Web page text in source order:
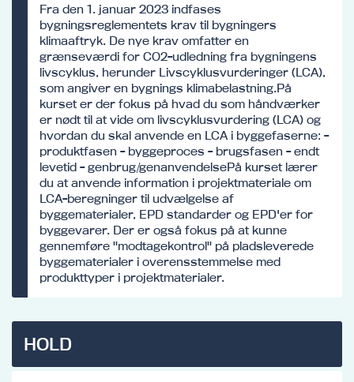
Fra den 1. januar 2023 indfases
bygningsreglementets krav til bygningers
klimaaftryk. De nye krav omfatter en
grænseværdi for CO2-udledning fra bygningens
livscyklus, herunder Livscyklusvurderinger (LCA),
som angiver en bygnings klimabelastning.På
kurset er der fokus på hvad du som håndværker
er nødt til at vide om livscyklusvurdering (LCA) og
hvordan du skal anvende en LCA i byggefaserne: -
produktfasen - byggeproces - brugsfasen - endt
levetid - genbrug/genanvendelsePå kurset lærer
du at anvende information i projektmateriale om
LCA-beregninger til udvælgelse af
byggematerialer, EPD standarder og EPD'er for
byggevarer. Der er også fokus på at kunne
gennemføre "modtagekontrol" på pladsleverede
byggematerialer i overensstemmelse med
produkttyper i projektmaterialer.
HOLD